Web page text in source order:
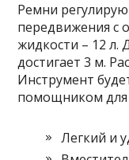
Ремни
передвижения с
жидкости – 12 л.
достигает 3 м.
Инструмент
помощником для
Легкий и